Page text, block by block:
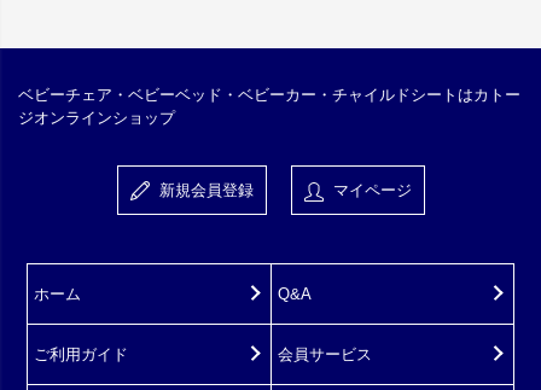
ベビーチェア・ベビーベッド・ベビーカー・チャイルドシートはカトー
ジオンラインショップ
新規会員登録 マイページ
ホーム
ご利用ガイド
Q&A
会員サービス